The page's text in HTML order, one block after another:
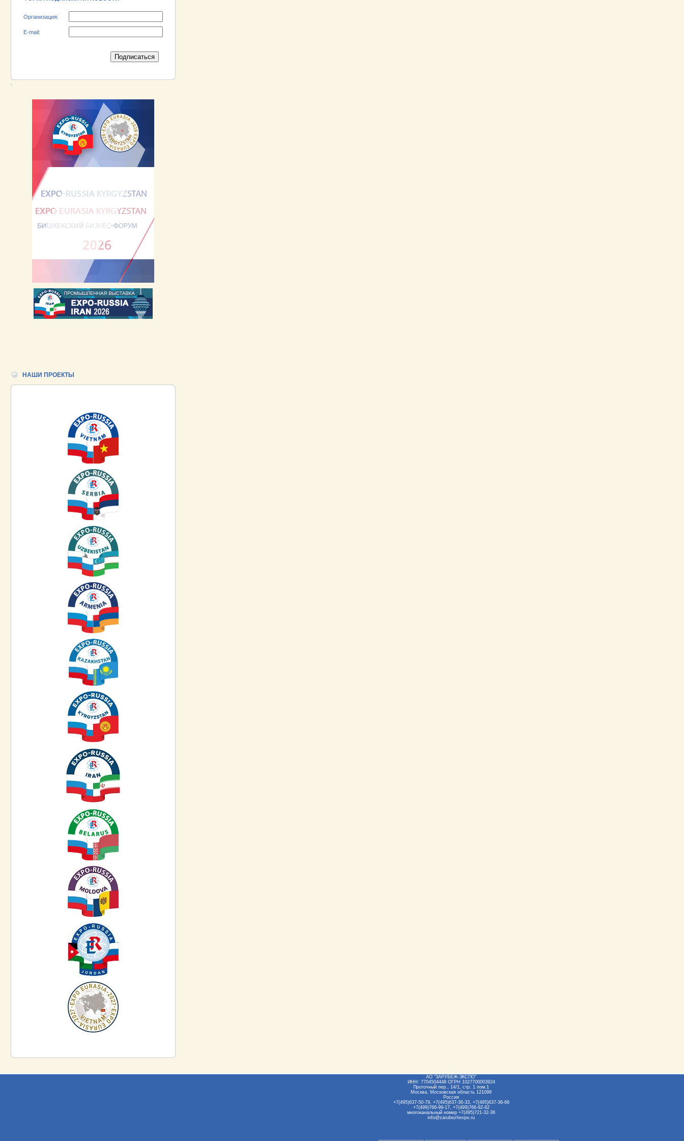
Организация:
E-mail:
НАШИ ПРОЕКТЫ
АО "ЗАРУБЕЖ-ЭКСПО"
ИНН: 7704504448 ОГРН 1027700003924
Проточный пер., 14/1, стр. 1 пом.1
Москва, Московская область 121099
Россия
+7(495)637-50-79, +7(495)637-36-33, +7(495)637-36-66
+7(499)766-99-17, +7(499)766-92-82
многоканальный номер +7(495)721-32-36
info@zarubezhexpo.ru